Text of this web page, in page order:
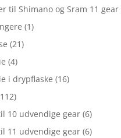
til Shimano og Sram 11 gear
(1)
(21)
(4)
i drypflaske (16)
10 udvendige gear (6)
11 udvendige gear (6)